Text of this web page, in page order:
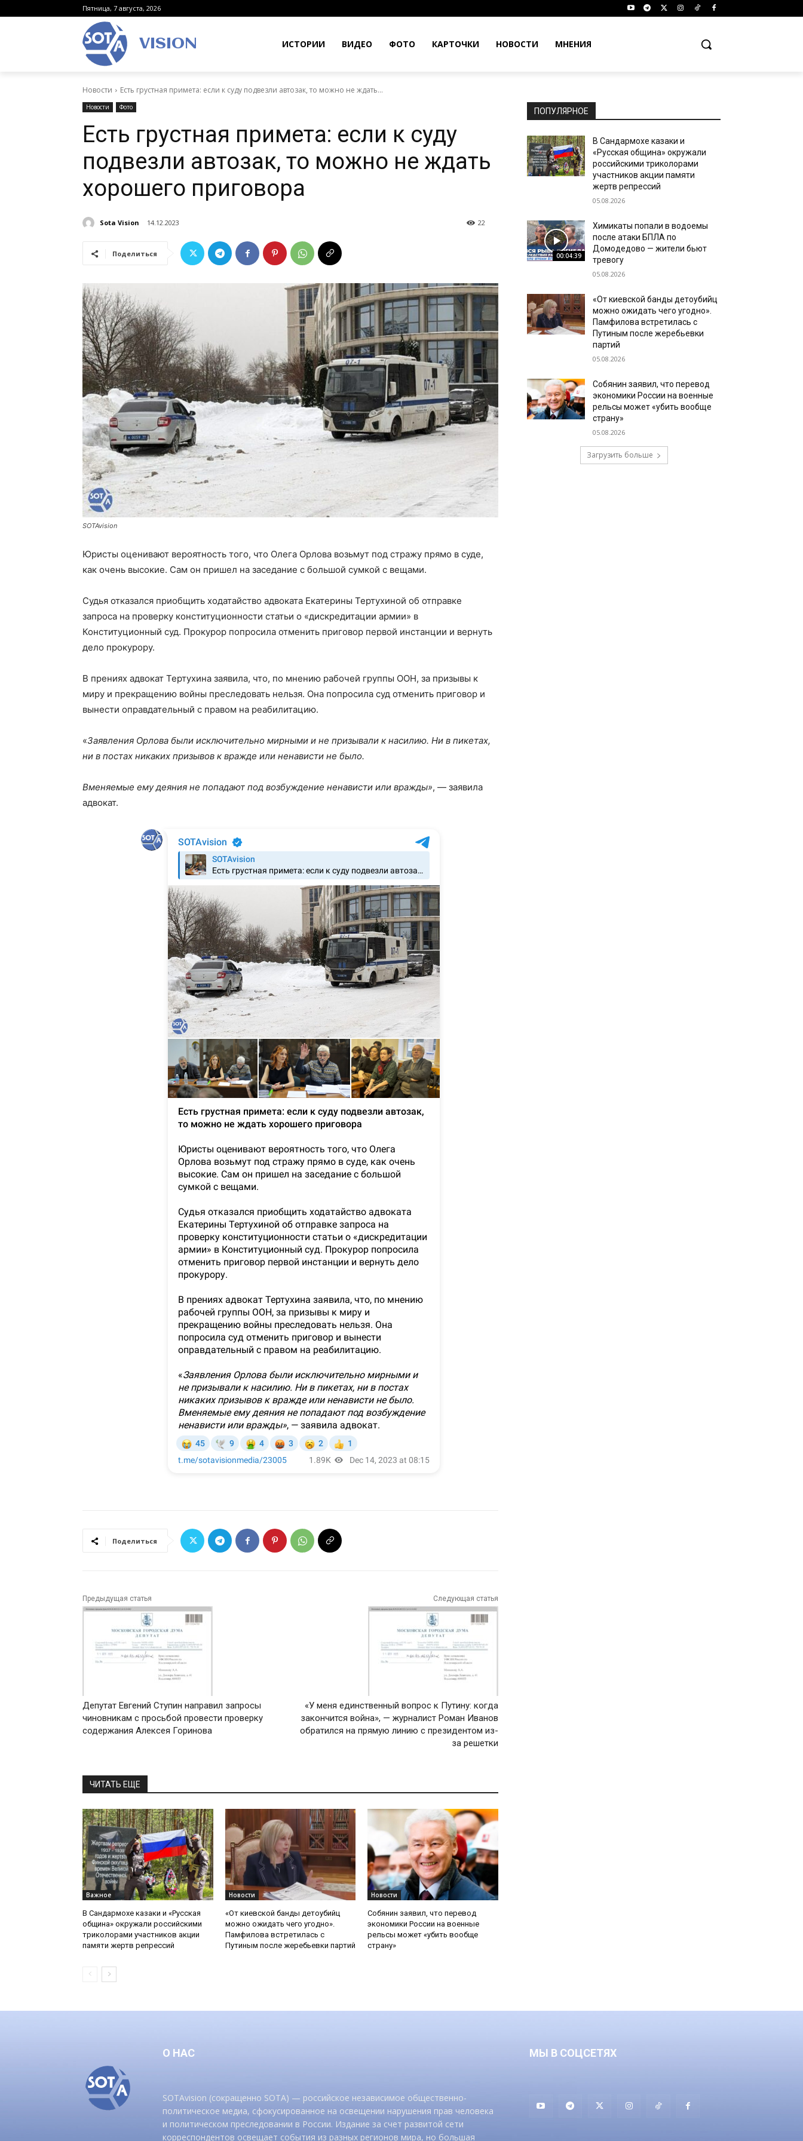
Пятница, 7 августа, 2026
VISION ИСТОРИИ ВИДЕО ФОТО КАРТОЧКИ НОВОСТИ МНЕНИЯ
Новости Есть грустная примета: если к суду подвезли автозак, то можно не ждать...
Новости Фото
Есть грустная примета: если к суду
подвезли автозак, то можно не ждать
хорошего приговора
Sota Vision 14.12.2023 22
Поделиться
SOTAvision
Юристы оценивают вероятность того, что Олега Орлова возьмут под стражу прямо в суде,
как очень высокие. Сам он пришел на заседание с большой сумкой с вещами.
Судья отказался приобщить ходатайство адвоката Екатерины Тертухиной об отправке
запроса на проверку конституционности статьи о «дискредитации армии» в
Конституционный суд. Прокурор попросила отменить приговор первой инстанции и вернуть
дело прокурору.
В прениях адвокат Тертухина заявила, что, по мнению рабочей группы ООН, за призывы к
миру и прекращению войны преследовать нельзя. Она попросила суд отменить приговор и
вынести оправдательный с правом на реабилитацию.
«Заявления Орлова были исключительно мирными и не призывали к насилию. Ни в пикетах,
ни в постах никаких призывов к вражде или ненависти не было.
Вменяемые ему деяния не попадают под возбуждение ненависти или вражды», — заявила
адвокат.
Поделиться
Предыдущая статья
Депутат Евгений Ступин направил запросы
чиновникам с просьбой провести проверку
содержания Алексея Горинова
Следующая статья
«У меня единственный вопрос к Путину: когда
закончится война», — журналист Роман Иванов
обратился на прямую линию с президентом из-
за решетки
ЧИТАТЬ ЕЩЕ
Важное
В Сандармохе казаки и «Русская
община» окружали российскими
триколорами участников акции
памяти жертв репрессий
Новости
«От киевской банды детоубийц
можно ожидать чего угодно».
Памфилова встретилась с
Путиным после жеребьевки партий
Новости
Собянин заявил, что перевод
экономики России на военные
рельсы может «убить вообще
страну»
ПОПУЛЯРНОЕ
В Сандармохе казаки и
«Русская община» окружали
российскими триколорами
участников акции памяти
жертв репрессий
05.08.2026
00:04:39
Химикаты попали в водоемы
после атаки БПЛА по
Домодедово — жители бьют
тревогу
05.08.2026
«От киевской банды детоубийц
можно ожидать чего угодно».
Памфилова встретилась с
Путиным после жеребьевки
партий
05.08.2026
Собянин заявил, что перевод
экономики России на военные
рельсы может «убить вообще
страну»
05.08.2026
Загрузить больше
О НАС
SOTAvision (сокращенно SOTA) — российское независимое общественно-
политическое медиа, сфокусированное на освещении нарушения прав человека
и политическом преследовании в России. Издание за счет развитой сети
корреспондентов освещает события из разных регионов мира, но большая
МЫ В СОЦСЕТЯХ